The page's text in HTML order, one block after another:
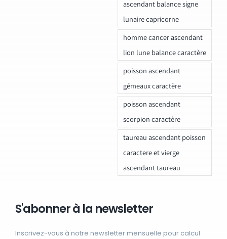
ascendant balance signe
lunaire capricorne
homme cancer ascendant
lion lune balance caractère
poisson ascendant
gémeaux caractère
poisson ascendant
scorpion caractère
taureau ascendant poisson
caractere et vierge
ascendant taureau
S'abonner à la newsletter
Inscrivez-vous à notre newsletter mensuelle pour calcul